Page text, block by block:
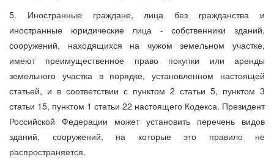
5. Иностранные граждане, лица без гражданства и
иностранные юридические лица - собственники зданий,
сооружений, находящихся на чужом земельном участке,
имеют преимущественное право покупки или аренды
земельного участка в порядке, установленном настоящей
статьей, и в соответствии с пунктом 2 статьи 5, пунктом 3
статьи 15, пунктом 1 статьи 22 настоящего Кодекса. Президент
Российской Федерации может установить перечень видов
зданий, сооружений, на которые это правило не
распространяется.